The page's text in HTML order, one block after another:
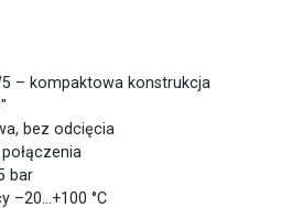
– kompaktowa konstrukcja
bez odcięcia
bar
–20…+100 °C